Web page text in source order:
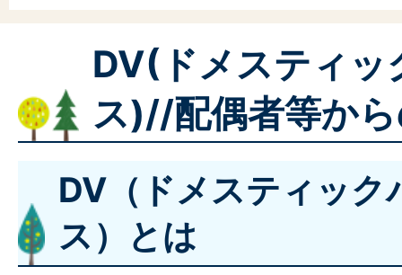
DV(ドメスティッ
ス)//配偶者等か
DV（ドメスティック
ス）とは